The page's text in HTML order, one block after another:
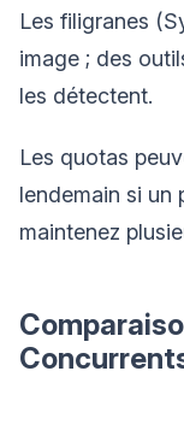
Les filigranes
image ; des
les détectent.
Les quotas
lendemain si
maintenez